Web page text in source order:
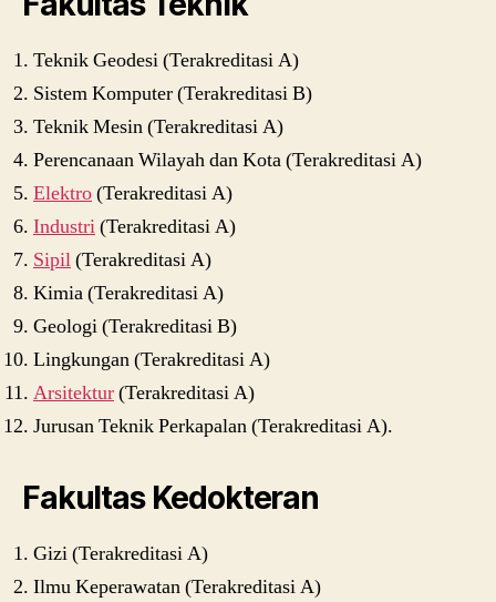
Teknik Geodesi (Terakreditasi A)
Sistem Komputer (Terakreditasi B)
Teknik Mesin (Terakreditasi A)
Perencanaan Wilayah dan Kota (Terakreditasi A)
Elektro(Terakreditasi A)
Industri(Terakreditasi A)
Sipil(Terakreditasi A)
Kimia (Terakreditasi A)
Geologi (Terakreditasi B)
Lingkungan (Terakreditasi A)
Arsitektur(Terakreditasi A)
Jurusan Teknik Perkapalan (Terakreditasi A).
Fakultas Kedokteran
Gizi (Terakreditasi A)
Ilmu Keperawatan (Terakreditasi A)